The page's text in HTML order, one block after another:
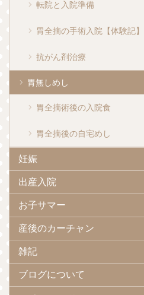
転院と入院準備
胃全摘の手術入院【体験記】
抗がん剤治療
胃無しめし
胃全摘術後の入院食
胃全摘後の自宅めし
妊娠
出産入院
お子サマー
産後のカーチャン
雑記
ブログについて